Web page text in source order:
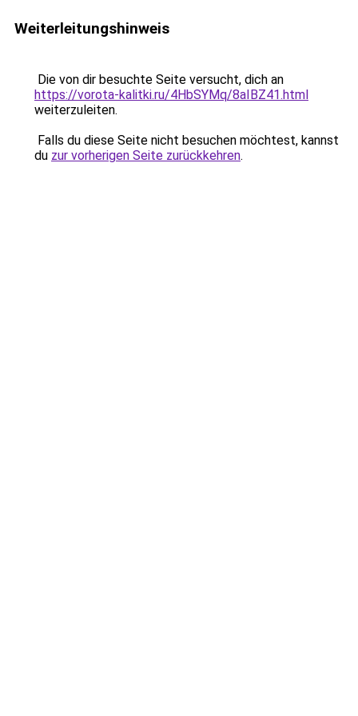
Weiterleitungshinweis
Die von dir besuchte Seite versucht, dich an
https://vorota-kalitki.ru/4HbSYMq/8aIBZ41.html
weiterzuleiten.
Falls du diese Seite nicht besuchen möchtest, kannst
du zur vorherigen Seite zurückkehren.